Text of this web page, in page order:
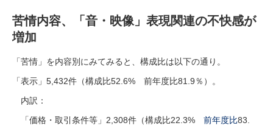
苦情内容、「音・映像」表現関連の不快感が
増加
「苦情」を内容別にみてみると、構成比は以下の通り。
「表示」5,432件（構成比52.6% 前年度比81.9％）。
内訳：
「価格・取引条件等」2,308件（構成比22.3% 前年度比83.